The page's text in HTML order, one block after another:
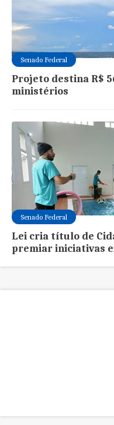
Senado Federal
Projeto destina R$
ministérios
Senado Federal
Lei cria título de
premiar iniciativas